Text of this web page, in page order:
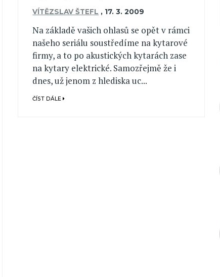
VÍTĚZSLAV ŠTEFL , 17. 3. 2009
Na základě vašich ohlasů se opět v rámci
našeho seriálu soustředíme na kytarové
firmy, a to po akustických kytarách zase
na kytary elektrické. Samozřejmě že i
dnes, už jenom z hlediska uc...
ČÍST DÁLE